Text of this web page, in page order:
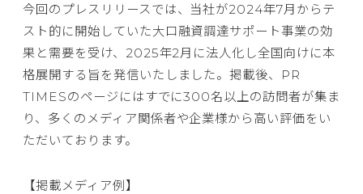
今回のプレスリリースでは、当社が2024年7月からテ
スト的に開始していた大口融資調達サポート事業の効
果と需要を受け、2025年2月に法人化し全国向けに本
格展開する旨を発信いたしました。掲載後、PR
TIMESのページにはすでに300名以上の訪問者が集ま
り、多くのメディア関係者や企業様から高い評価をい
ただいております。
【掲載メディア例】